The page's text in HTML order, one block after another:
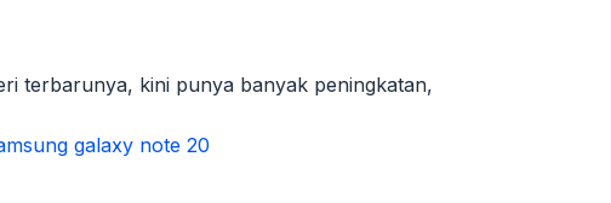
terbarunya, kini punya banyak peningkatan,
galaxy note 20